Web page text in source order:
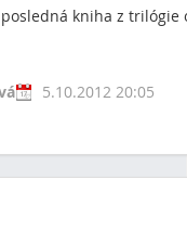
kniha z trilógie
5.10.2012 20:05